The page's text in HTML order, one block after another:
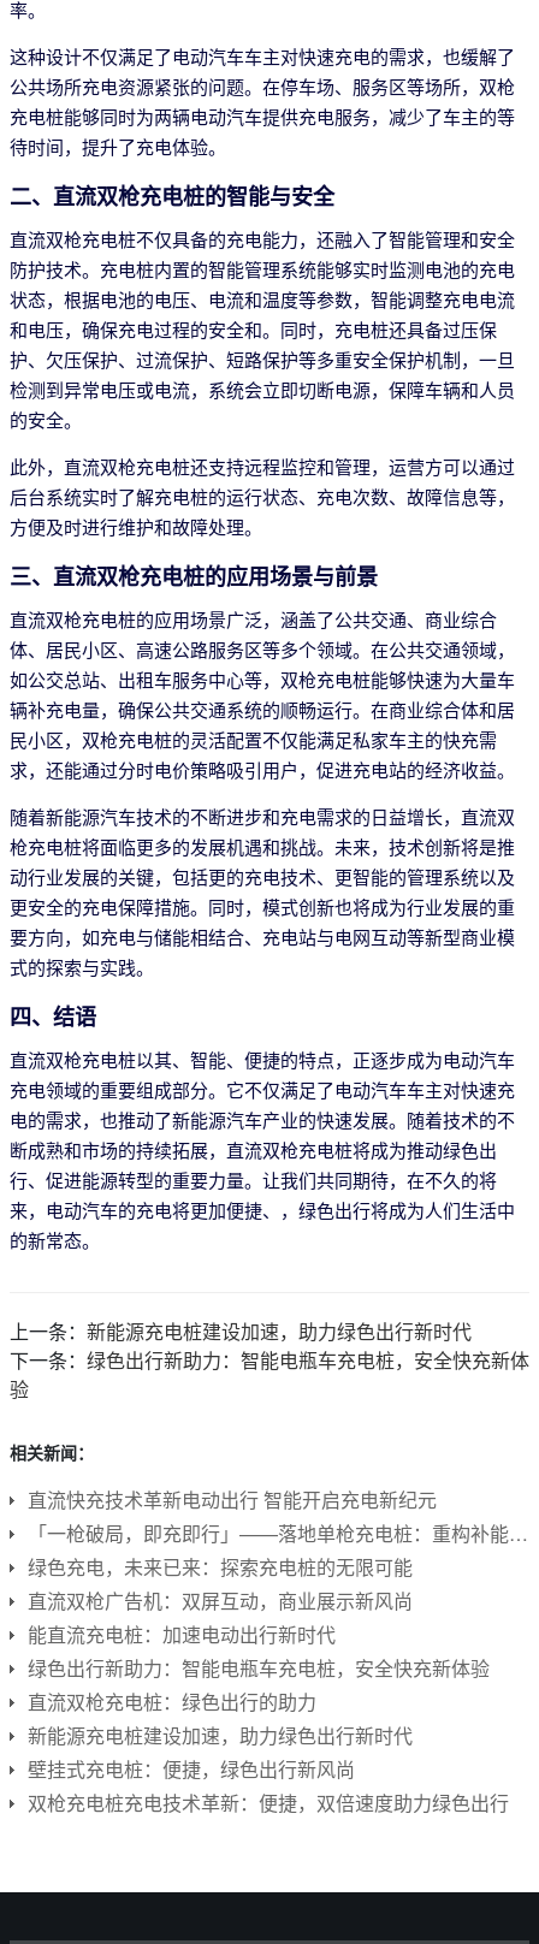
率。
这种设计不仅满足了电动汽车车主对快速充电的需求，也缓解了
公共场所充电资源紧张的问题。在停车场、服务区等场所，双枪
充电桩能够同时为两辆电动汽车提供充电服务，减少了车主的等
待时间，提升了充电体验。
二、直流双枪充电桩的智能与安全
直流双枪充电桩不仅具备的充电能力，还融入了智能管理和安全
防护技术。充电桩内置的智能管理系统能够实时监测电池的充电
状态，根据电池的电压、电流和温度等参数，智能调整充电电流
和电压，确保充电过程的安全和。同时，充电桩还具备过压保
护、欠压保护、过流保护、短路保护等多重安全保护机制，一旦
检测到异常电压或电流，系统会立即切断电源，保障车辆和人员
的安全。
此外，直流双枪充电桩还支持远程监控和管理，运营方可以通过
后台系统实时了解充电桩的运行状态、充电次数、故障信息等，
方便及时进行维护和故障处理。
三、直流双枪充电桩的应用场景与前景
直流双枪充电桩的应用场景广泛，涵盖了公共交通、商业综合
体、居民小区、高速公路服务区等多个领域。在公共交通领域，
如公交总站、出租车服务中心等，双枪充电桩能够快速为大量车
辆补充电量，确保公共交通系统的顺畅运行。在商业综合体和居
民小区，双枪充电桩的灵活配置不仅能满足私家车主的快充需
求，还能通过分时电价策略吸引用户，促进充电站的经济收益。
随着新能源汽车技术的不断进步和充电需求的日益增长，直流双
枪充电桩将面临更多的发展机遇和挑战。未来，技术创新将是推
动行业发展的关键，包括更的充电技术、更智能的管理系统以及
更安全的充电保障措施。同时，模式创新也将成为行业发展的重
要方向，如充电与储能相结合、充电站与电网互动等新型商业模
式的探索与实践。
四、结语
直流双枪充电桩以其、智能、便捷的特点，正逐步成为电动汽车
充电领域的重要组成部分。它不仅满足了电动汽车车主对快速充
电的需求，也推动了新能源汽车产业的快速发展。随着技术的不
断成熟和市场的持续拓展，直流双枪充电桩将成为推动绿色出
行、促进能源转型的重要力量。让我们共同期待，在不久的将
来，电动汽车的充电将更加便捷、，绿色出行将成为人们生活中
的新常态。
上一条： 新能源充电桩建设加速，助力绿色出行新时代
下一条： 绿色出行新助力：智能电瓶车充电桩，安全快充新体
验
相关新闻：
直流快充技术革新电动出行 智能开启充电新纪元
「一枪破局，即充即行」——落地单枪充电桩：重构补能网络的“神经元”
绿色充电，未来已来：探索充电桩的无限可能
直流双枪广告机：双屏互动，商业展示新风尚
能直流充电桩：加速电动出行新时代
绿色出行新助力：智能电瓶车充电桩，安全快充新体验
直流双枪充电桩：绿色出行的助力
新能源充电桩建设加速，助力绿色出行新时代
壁挂式充电桩：便捷，绿色出行新风尚
双枪充电桩充电技术革新：便捷，双倍速度助力绿色出行